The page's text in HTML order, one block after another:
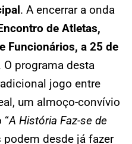
. A encerrar a onda
de Atletas,
Funcionários, a 25 de
programa desta
jogo entre
um almoço-convívio
“A História Faz-se de
podem desde já fazer